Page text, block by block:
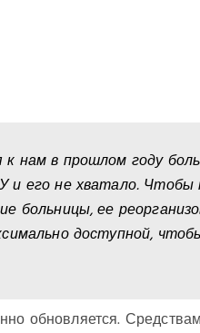
нам в прошлом году
и его не хватало.
больницы, ее
доступной,
обновляется.